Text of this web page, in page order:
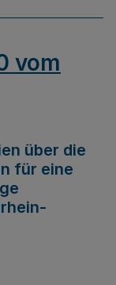
vom
über die
für eine